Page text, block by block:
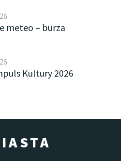
meteo – burza
Kultury 2026